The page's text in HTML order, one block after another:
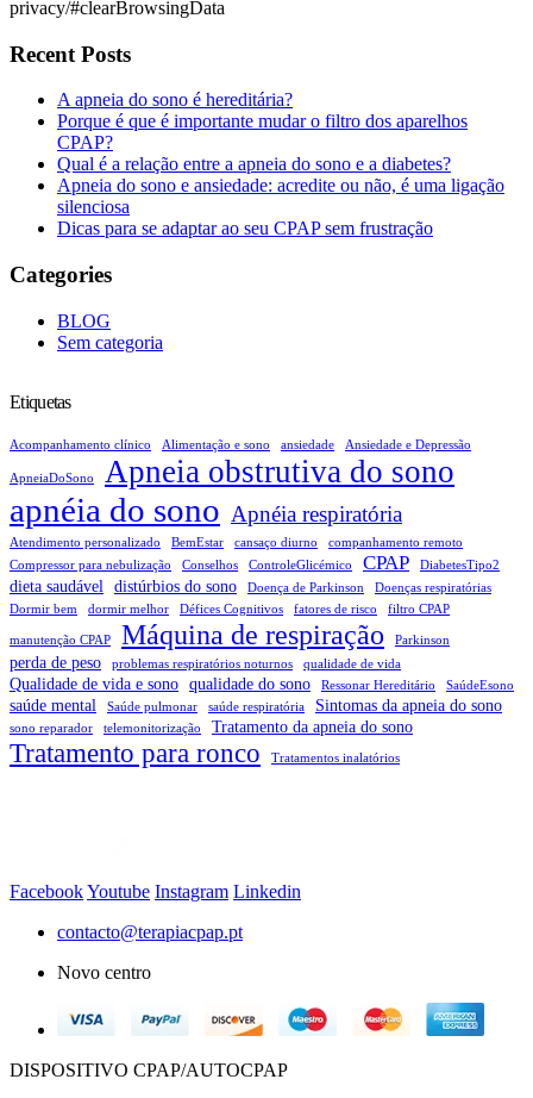
privacy/#clearBrowsingData
Recent Posts
A apneia do sono é hereditária?
Porque é que é importante mudar o filtro dos aparelhos
CPAP?
Qual é a relação entre a apneia do sono e a diabetes?
Apneia do sono e ansiedade: acredite ou não, é uma ligação
silenciosa
Dicas para se adaptar ao seu CPAP sem frustração
Categories
BLOG
Sem categoria
Etiquetas
Acompanhamento clínico Alimentação e sono ansiedade Ansiedade e Depressão
ApneiaDoSono Apneia obstrutiva do sono
apnéia do sono Apnéia respiratória
Atendimento personalizado BemEstar cansaço diurno
companhamento remoto
Compressor para nebulização
Conselhos ControleGlicémico CPAP DiabetesTipo2
dieta saudável distúrbios do sono Doença de Parkinson
Doenças respiratórias
Dormir bem
dormir melhor Défices Cognitivos fatores de risco filtro CPAP
manutenção CPAP Máquina de respiração Parkinson
perda de peso problemas respiratórios noturnos qualidade de vida
Qualidade de vida e sono qualidade do sono Ressonar Hereditário SaúdeEsono
saúde mental Saúde pulmonar saúde respiratória Sintomas da apneia do sono
sono reparador telemonitorização Tratamento da apneia do sono
Tratamento para ronco Tratamentos inalatórios
FacebookYoutube Instagram Linkedin
contacto@terapiacpap.pt
Novo centro
DISPOSITIVO CPAP/AUTOCPAP